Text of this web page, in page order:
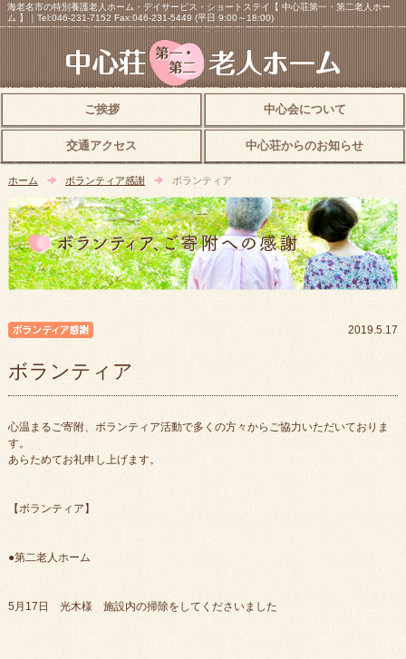
海老名市の特別養護老人ホーム・デイサービス・ショートステイ【 中心荘第一・第二老人ホー
ム 】｜Tel:046-231-7152 Fax:046-231-5449 (平日 9:00～18:00)
ご挨拶 中心会について
交通アクセス 中心荘からのお知らせ
ホーム ボランティア感謝 ボランティア
2019.5.17
ボランティア
心温まるご寄附、ボランティア活動で多くの方々からご協力いただいておりま
す。
あらためてお礼申し上げます。
【ボランティア】
●第二老人ホーム
5月17日 光木様 施設内の掃除をしてくださいました